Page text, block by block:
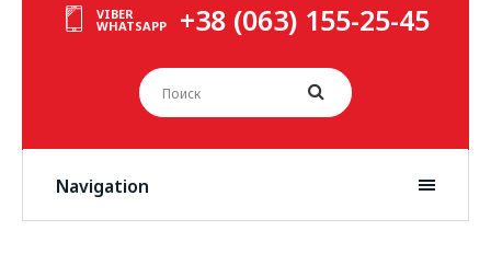
VIBER
WHATSAPP +38 (063) 155-25-45
Navigation